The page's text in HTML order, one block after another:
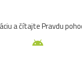
a čítajte Pravdu